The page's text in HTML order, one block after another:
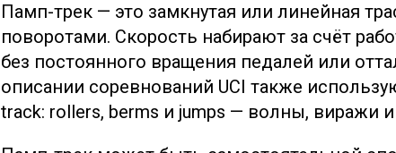
Памп-трек — это замкнутая или линейная
поворотами. Скорость набирают за счёт
без постоянного вращения педалей или
описании соревнований UCI также
track: rollers, berms и jumps — волны,